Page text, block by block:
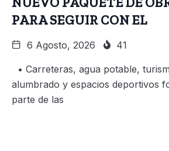
PARA SEGUIR CON EL
6 Agosto, 2026 41
• Carreteras, agua potable,
alumbrado y espacios deportivos
parte de las